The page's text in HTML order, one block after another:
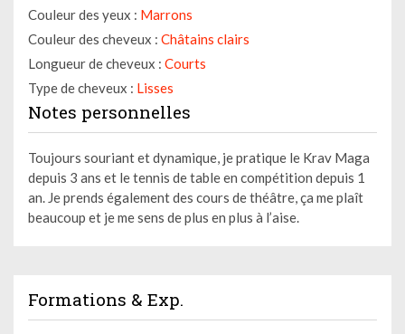
Couleur des yeux : Marrons
Couleur des cheveux : Châtains clairs
Longueur de cheveux : Courts
Type de cheveux : Lisses
Notes personnelles
Toujours souriant et dynamique, je pratique le Krav Maga
depuis 3 ans et le tennis de table en compétition depuis 1
an. Je prends également des cours de théâtre, ça me plaît
beaucoup et je me sens de plus en plus à l’aise.
Formations & Exp.